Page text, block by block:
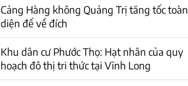
Cảng Hàng không Quảng Trị tăng tốc toàn
diện để về đích
Khu dân cư Phước Thọ: Hạt nhân của quy
hoạch đô thị tri thức tại Vĩnh Long